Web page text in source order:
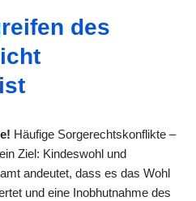
des
Häufige Sorgerechtskonflikte –
Ziel: Kindeswohl und
andeutet, dass es das Wohl
und eine Inobhutnahme des